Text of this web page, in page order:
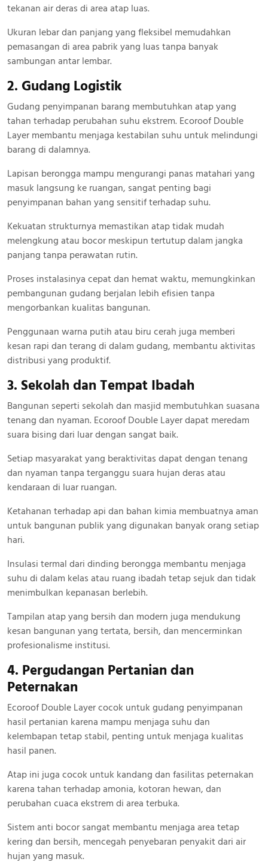
tekanan air deras di area atap luas.
Ukuran lebar dan panjang yang fleksibel memudahkan
pemasangan di area pabrik yang luas tanpa banyak
sambungan antar lembar.
2. Gudang Logistik
Gudang penyimpanan barang membutuhkan atap yang
tahan terhadap perubahan suhu ekstrem. Ecoroof Double
Layer membantu menjaga kestabilan suhu untuk melindungi
barang di dalamnya.
Lapisan berongga mampu mengurangi panas matahari yang
masuk langsung ke ruangan, sangat penting bagi
penyimpanan bahan yang sensitif terhadap suhu.
Kekuatan strukturnya memastikan atap tidak mudah
melengkung atau bocor meskipun tertutup dalam jangka
panjang tanpa perawatan rutin.
Proses instalasinya cepat dan hemat waktu, memungkinkan
pembangunan gudang berjalan lebih efisien tanpa
mengorbankan kualitas bangunan.
Penggunaan warna putih atau biru cerah juga memberi
kesan rapi dan terang di dalam gudang, membantu aktivitas
distribusi yang produktif.
3. Sekolah dan Tempat Ibadah
Bangunan seperti sekolah dan masjid membutuhkan suasana
tenang dan nyaman. Ecoroof Double Layer dapat meredam
suara bising dari luar dengan sangat baik.
Setiap masyarakat yang beraktivitas dapat dengan tenang
dan nyaman tanpa terganggu suara hujan deras atau
kendaraan di luar ruangan.
Ketahanan terhadap api dan bahan kimia membuatnya aman
untuk bangunan publik yang digunakan banyak orang setiap
hari.
Insulasi termal dari dinding berongga membantu menjaga
suhu di dalam kelas atau ruang ibadah tetap sejuk dan tidak
menimbulkan kepanasan berlebih.
Tampilan atap yang bersih dan modern juga mendukung
kesan bangunan yang tertata, bersih, dan mencerminkan
profesionalisme institusi.
4. Pergudangan Pertanian dan
Peternakan
Ecoroof Double Layer cocok untuk gudang penyimpanan
hasil pertanian karena mampu menjaga suhu dan
kelembapan tetap stabil, penting untuk menjaga kualitas
hasil panen.
Atap ini juga cocok untuk kandang dan fasilitas peternakan
karena tahan terhadap amonia, kotoran hewan, dan
perubahan cuaca ekstrem di area terbuka.
Sistem anti bocor sangat membantu menjaga area tetap
kering dan bersih, mencegah penyebaran penyakit dari air
hujan yang masuk.